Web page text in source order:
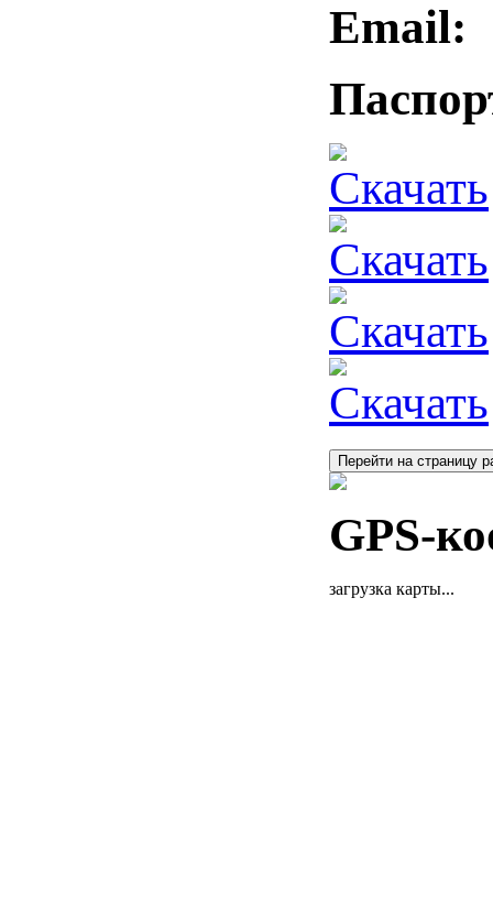
Email:
Скачать
Скачать
Скачать
Скачать
Перейти на страницу
GPS-
загрузка карты...